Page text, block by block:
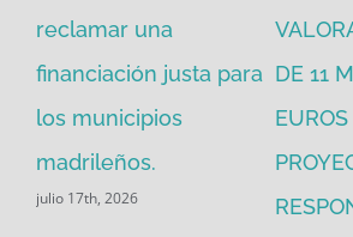
reclamar una
financiación justa para
los municipios
madrileños.
julio 17th, 2026
DE 11